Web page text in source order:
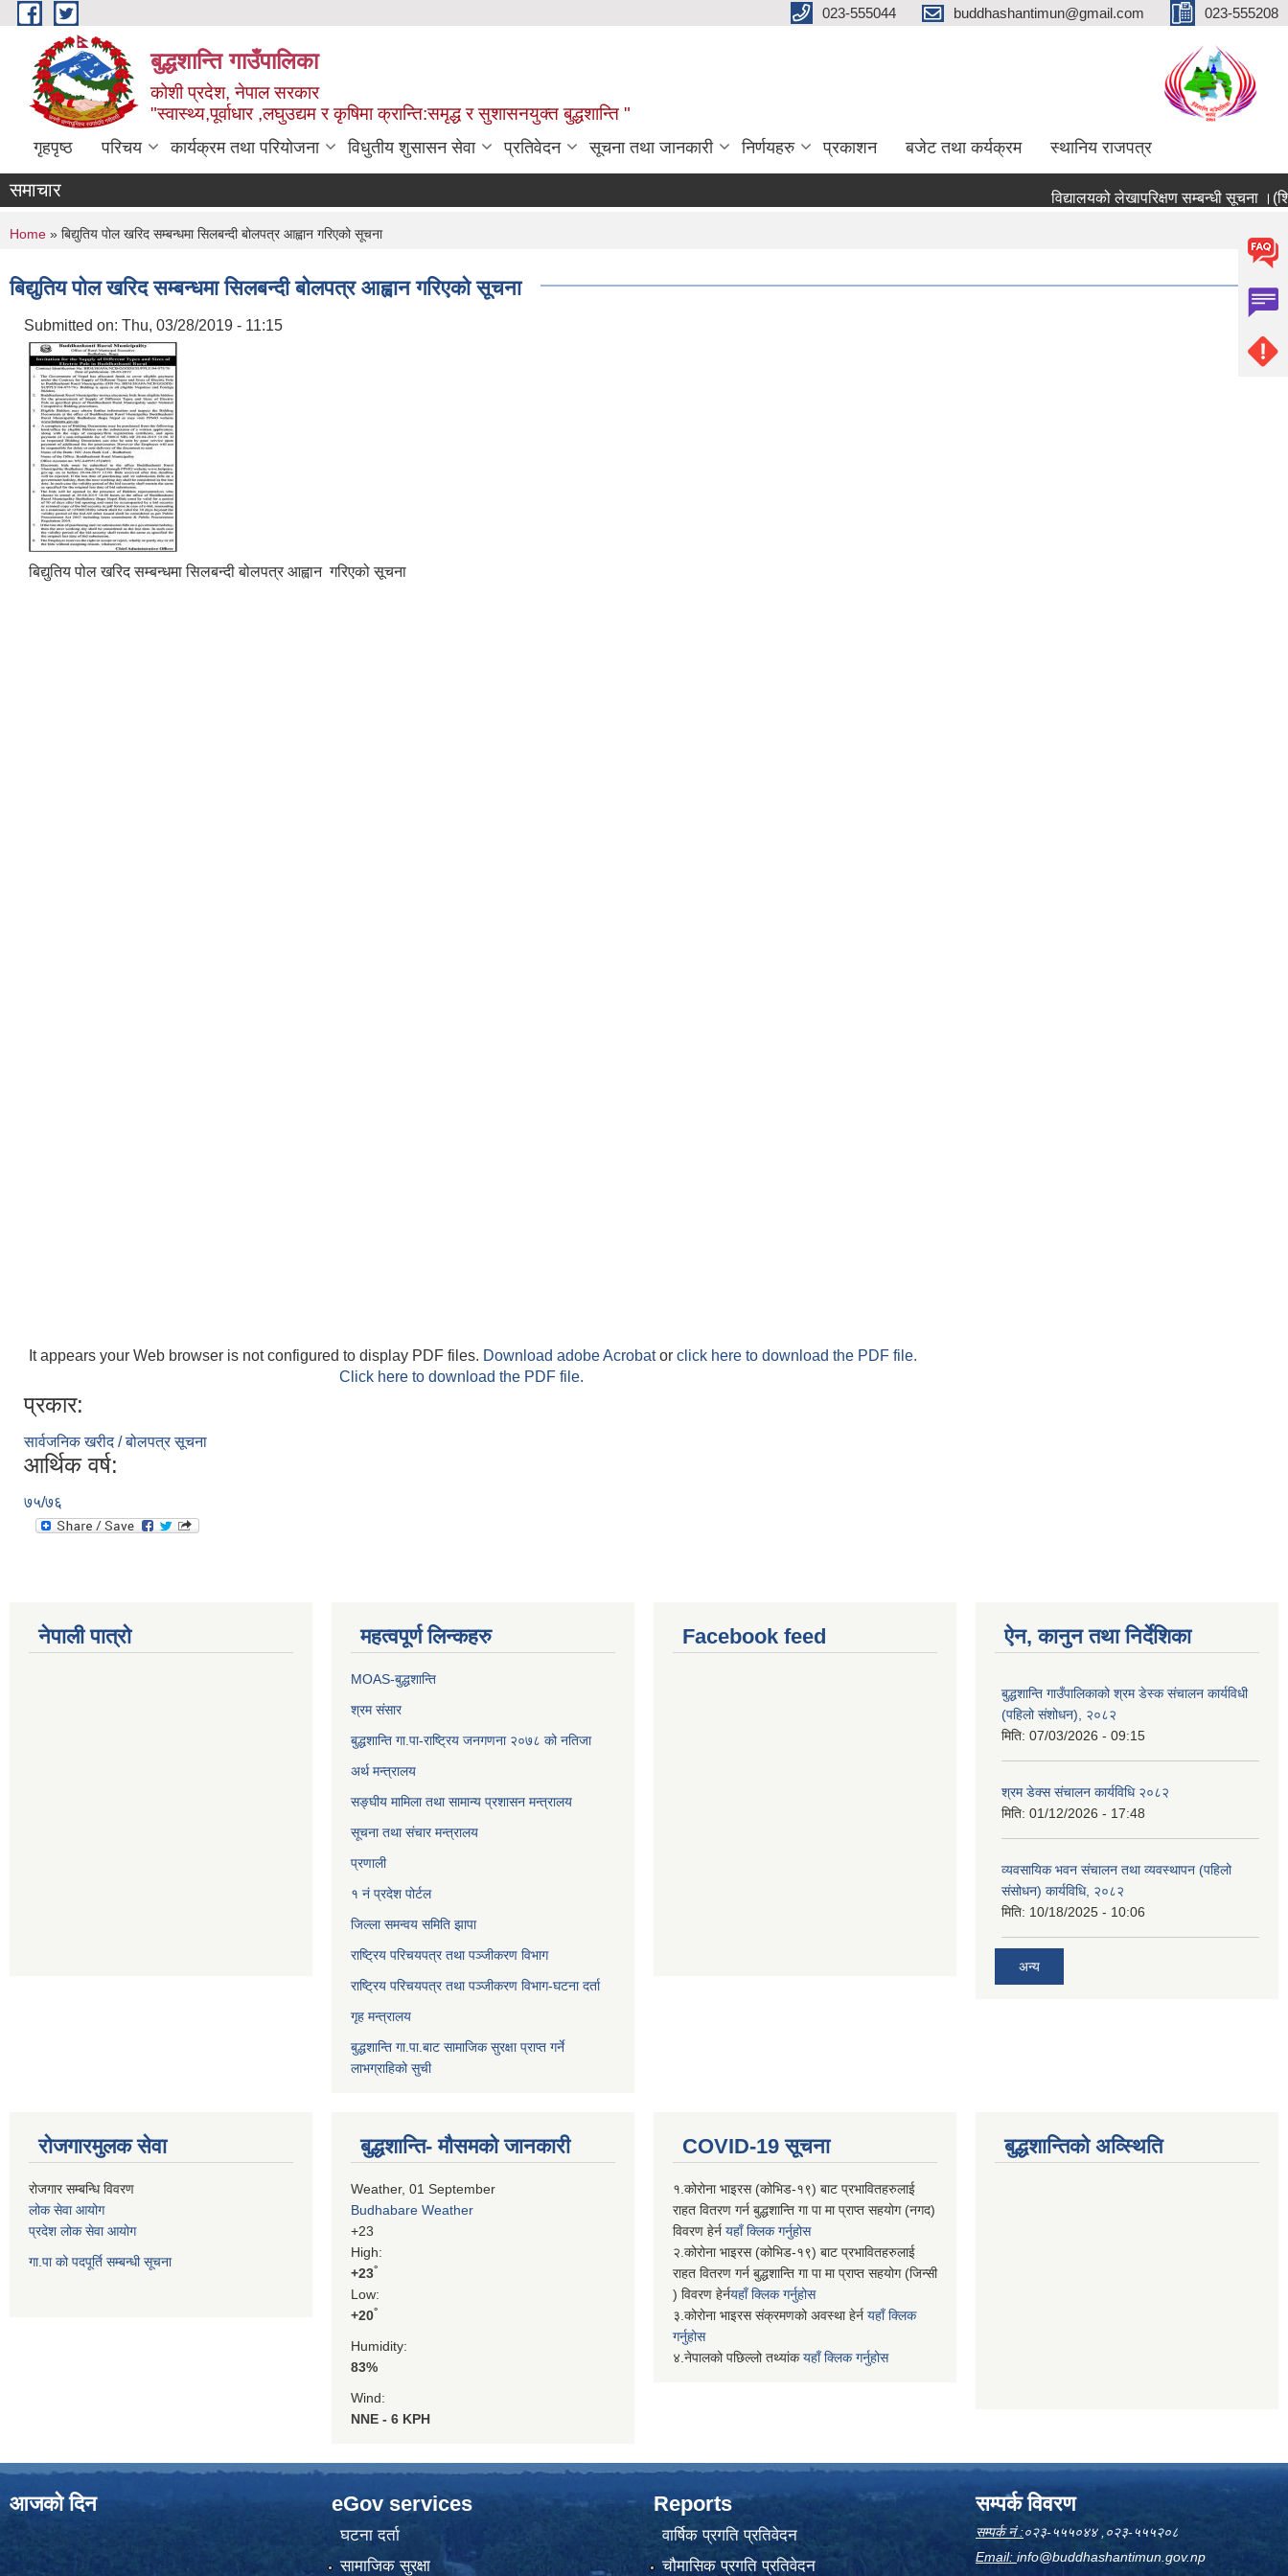
Skip to main content 023-555044 buddhashantimun@gmail.com 023-555208
बुद्धशान्ति गाउँपालिका
कोशी प्रदेश, नेपाल सरकार
"स्वास्थ्य,पूर्वाधार ,लघुउद्यम र कृषिमा क्रान्ति:समृद्ध र सुशासनयुक्त बुद्धशान्ति "
गृहपृष्ठ परिचय कार्यक्रम तथा परियोजना विधुतीय शुसासन सेवा प्रतिवेदन सूचना तथा जानकारी निर्णयहरु प्रकाशन बजेट तथा कर्यक्रम स्थानिय राजपत्र
समाचार विद्यालयको लेखापरिक्षण सम्बन्धी सूचना ।(शिक्षा
You are here
Home » बिद्युतिय पोल खरिद सम्बन्धमा सिलबन्दी बोलपत्र आह्वान गरिएको सूचना
बिद्युतिय पोल खरिद सम्बन्धमा सिलबन्दी बोलपत्र आह्वान गरिएको सूचना
Submitted on: Thu, 03/28/2019 - 11:15
बिद्युतिय पोल खरिद सम्बन्धमा सिलबन्दी बोलपत्र आह्वान गरिएको सूचना
It appears your Web browser is not configured to display PDF files. Download adobe Acrobator click here to download the PDF file.
Click here to download the PDF file.
प्रकार:
सार्वजनिक खरीद / बोलपत्र सूचना
आर्थिक वर्ष:
७५/७६
नेपाली पात्रो महत्वपूर्ण लिन्कहरु
MOAS-बुद्धशान्ति
श्रम संसार
बुद्धशान्ति गा.पा-राष्ट्रिय जनगणना २०७८ को नतिजा
अर्थ मन्त्रालय
सङ्‍घीय मामिला तथा सामान्य प्रशासन मन्त्रालय
सूचना तथा संचार मन्त्रालय
प्रणाली
१ नं प्रदेश पोर्टल
जिल्ला समन्वय समिति झापा
राष्ट्रिय परिचयपत्र तथा पञ्जीकरण विभाग
राष्ट्रिय परिचयपत्र तथा पञ्जीकरण विभाग-घटना दर्ता
गृह मन्त्रालय
बुद्धशान्ति गा.पा.बाट सामाजिक सुरक्षा प्राप्त गर्ने
लाभग्राहिको सुची
Facebook feed ऐन, कानुन तथा निर्देशिका
बुद्धशान्ति गाउँपालिकाको श्रम डेस्क संचालन कार्यविधी
(पहिलो संशोधन), २०८२
मिति: 07/03/2026 - 09:15
श्रम डेक्स संचालन कार्यविधि २०८२
मिति: 01/12/2026 - 17:48
व्यवसायिक भवन संचालन तथा व्यवस्थापन (पहिलो
संसोधन) कार्यविधि, २०८२
मिति: 10/18/2025 - 10:06
अन्य
रोजगारमुलक सेवा
रोजगार सम्बन्धि विवरण
लोक सेवा आयोग
प्रदेश लोक सेवा आयोग
गा.पा को पदपूर्ति सम्बन्धी सूचना
बुद्धशान्ति- मौसमको जानकारी
Weather, 01 September
Budhabare Weather
+23
High:
+23°
Low:
+20°
Humidity:
83%
Wind:
NNE - 6 KPH
COVID-19 सूचना
१.कोरोना भाइरस (कोभिड-१९) बाट प्रभावितहरुलाई
राहत वितरण गर्न बुद्धशान्ति गा पा मा प्राप्त सहयोग (नगद)
विवरण हेर्न यहाँ क्लिक गर्नुहोस
२.कोरोना भाइरस (कोभिड-१९) बाट प्रभावितहरुलाई
राहत वितरण गर्न बुद्धशान्ति गा पा मा प्राप्त सहयोग (जिन्सी
) विवरण हेर्नयहाँ क्लिक गर्नुहोस
३.कोरोना भाइरस संक्रमणको अवस्था हेर्न यहाँ क्लिक
गर्नुहोस
४.नेपालको पछिल्लो तथ्यांकयहाँ क्लिक गर्नुहोस
बुद्धशान्तिको अव्स्थिति
आजको दिन eGov services
घटना दर्ता
सामाजिक सुरक्षा
Reports
वार्षिक प्रगति प्रतिवेदन
चौमासिक प्रगति प्रतिवेदन
सम्पर्क विवरण
सम्पर्क नं :०२३-५५५०४४ ,०२३-५५५२०८
Email: info@buddhashantimun.gov.np